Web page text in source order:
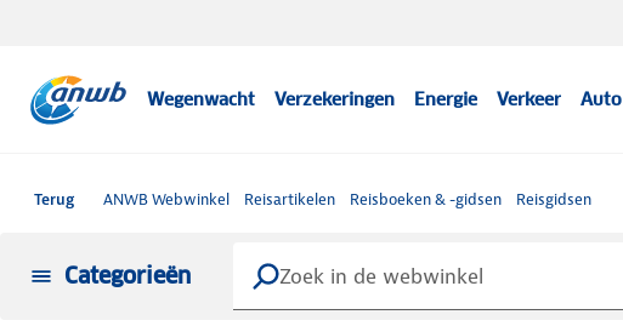
Wegenwacht Verzekeringen Energie Verkeer Auto
Terug ANWB Webwinkel Reisartikelen Reisboeken & -gidsen Reisgidsen
Categorieën